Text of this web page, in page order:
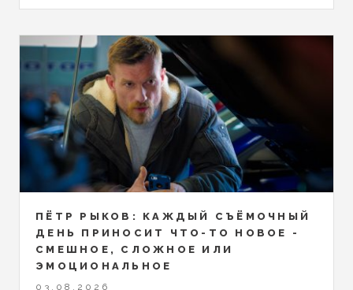
ПЁТР РЫКОВ: КАЖДЫЙ СЪЁМОЧНЫЙ
ДЕНЬ ПРИНОСИТ ЧТО-ТО НОВОЕ -
СМЕШНОЕ, СЛОЖНОЕ ИЛИ
ЭМОЦИОНАЛЬНОЕ
03.08.2026